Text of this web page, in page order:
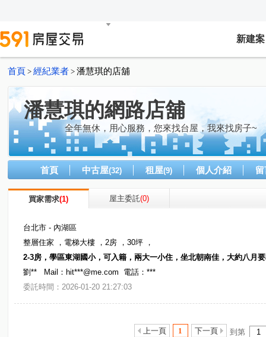
新建案
首頁 > 經紀業者 > 潘慧琪的店舖
潘慧琪的網路店舖
全年無休，用心服務，您來找台屋，我來找房子~
首頁 中古屋(32) 租屋(9) 個人介紹
買家需求(1) 屋主委託(0)
台北市 - 內湖區
整層住家 ，電梯大樓 ，2房 ，30坪 ，
2-3房，學區東湖國小，可入籍，兩大一小住，坐北朝南佳，大約八月
劉** Mail：hit***@me.com 電話：***
委託時間：2026-01-20 21:27:03
上一頁 1 下一頁 到第